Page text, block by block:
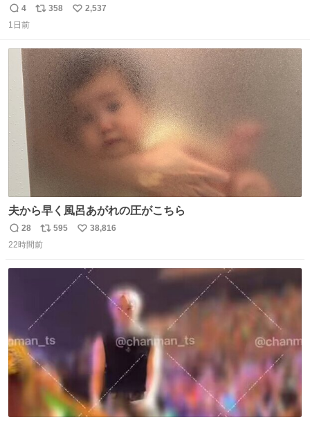
礼。
返
信
4
リ
ト
数
358
い
数
2,537
1日前
夫から早く風呂あがれの圧がこちら
返
信
28
リ
ポ
595
い
数
38,816
22時間前